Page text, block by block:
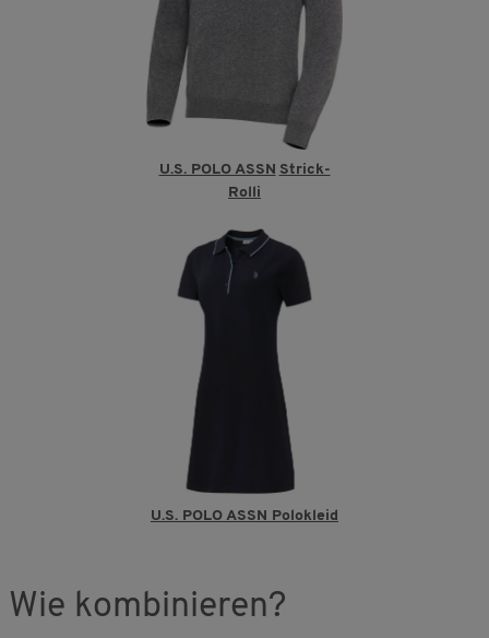
U.S. POLO ASSN Strick-
Rolli
U.S. POLO ASSN Polokleid
Wie kombinieren?